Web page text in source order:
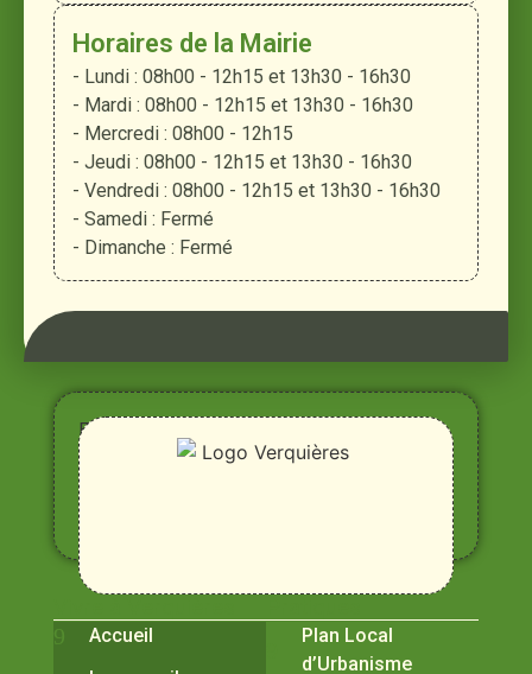
Horaires de la Mairie
- Lundi : 08h00 - 12h15 et 13h30 - 16h30
- Mardi : 08h00 - 12h15 et 13h30 - 16h30
- Mercredi : 08h00 - 12h15
- Jeudi : 08h00 - 12h15 et 13h30 - 16h30
- Vendredi : 08h00 - 12h15 et 13h30 - 16h30
- Samedi : Fermé
- Dimanche : Fermé
Entre
Rhône,
Alpilles
et
Durance
Accueil
Plan Local
d’Urbanisme